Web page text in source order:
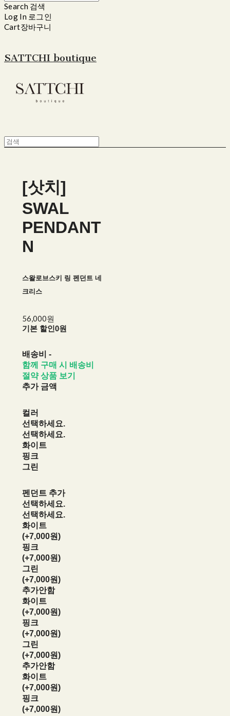
Search 검색
Log In 로그인
Cart장바구니
SATTCHI boutique
[삿치]
SWAL
PENDANT
N
스왈로브스키 링 펜던트 네
크리스
56,000원
기본 할인0원
배송비 -
함께 구매 시 배송비
절약 상품 보기
추가 금액
컬러
선택하세요.
선택하세요.
화이트
핑크
그린
펜던트 추가
선택하세요.
선택하세요.
화이트
(+7,000원)
핑크
(+7,000원)
그린
(+7,000원)
추가안함
화이트
(+7,000원)
핑크
(+7,000원)
그린
(+7,000원)
추가안함
화이트
(+7,000원)
핑크
(+7,000원)